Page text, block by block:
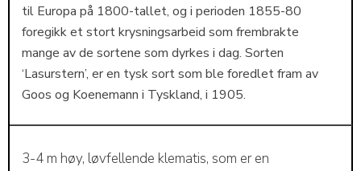
til Europa på 1800-tallet, og i perioden 1855-80
foregikk et stort krysningsarbeid som frembrakte
mange av de sortene som dyrkes i dag. Sorten
‘Lasurstern’, er en tysk sort som ble foredlet fram av
Goos og Koenemann i Tyskland, i 1905.
3-4 m høy, løvfellende klematis, som er en